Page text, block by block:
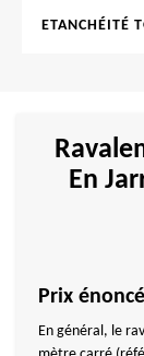
ETANCHÉITÉ
En
Prix
En général, le